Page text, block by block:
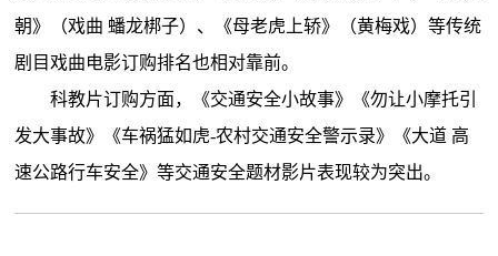
朝》（戏曲 蟠龙梆子）、《母老虎上轿》（黄梅戏）等传统
剧目戏曲电影订购排名也相对靠前。
科教片订购方面，《交通安全小故事》《勿让小摩托引
发大事故》《车祸猛如虎-农村交通安全警示录》《大道 高
速公路行车安全》等交通安全题材影片表现较为突出。